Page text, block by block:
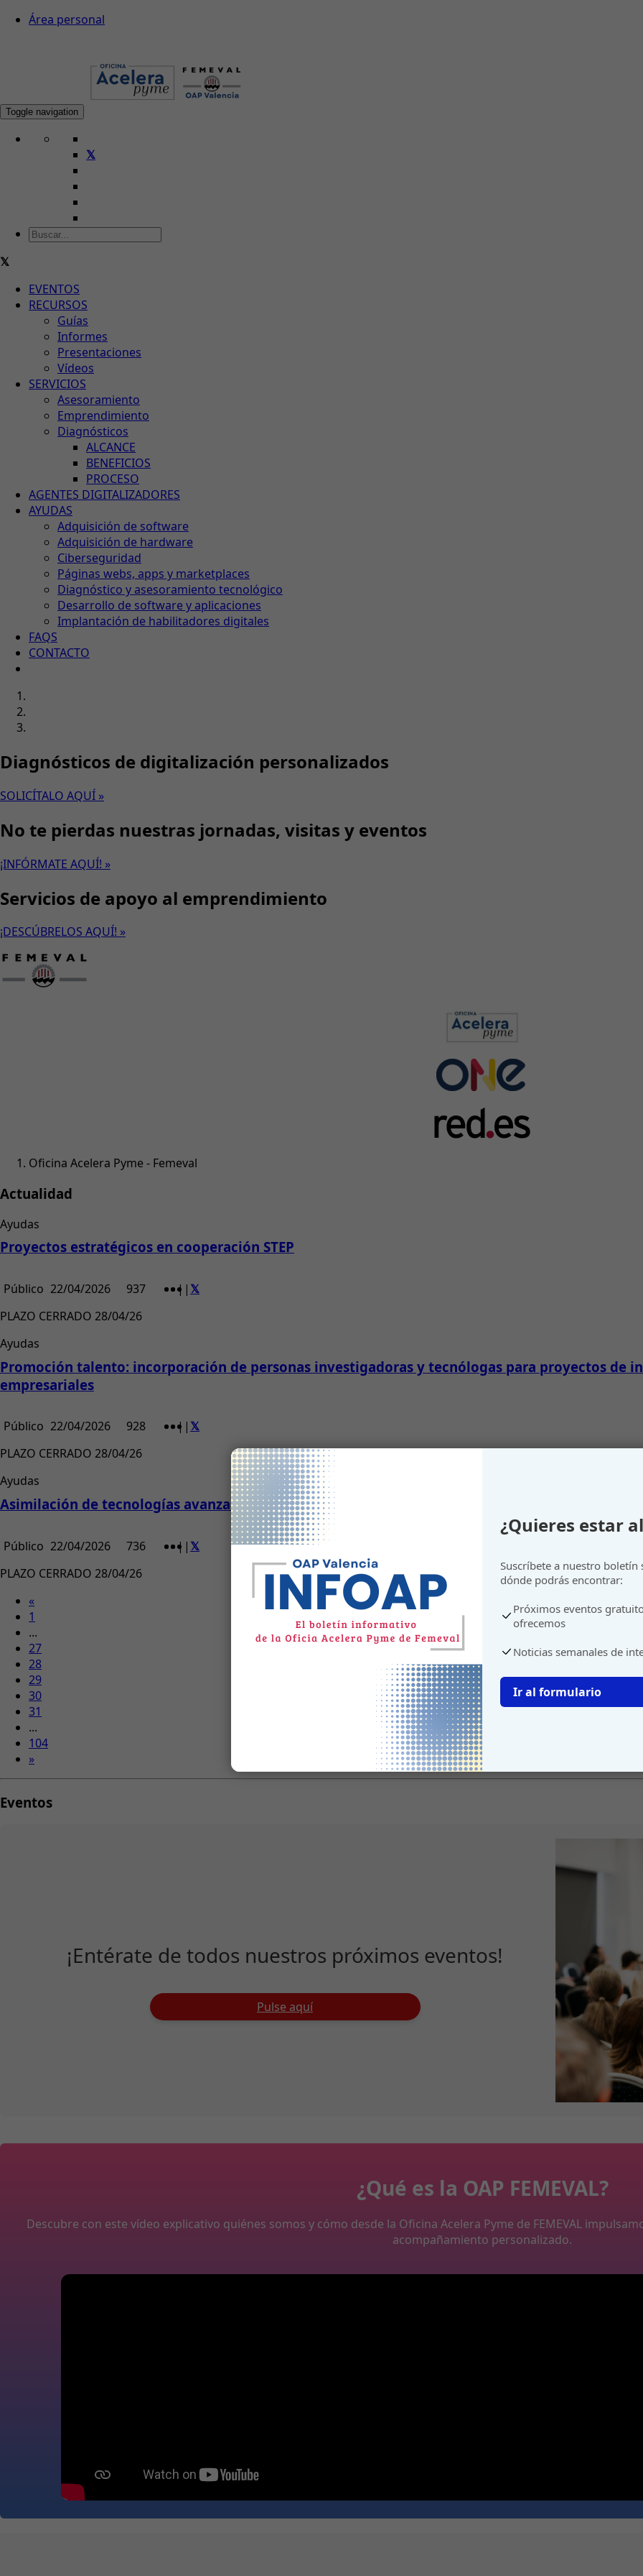
Área personal
Toggle navigation
EVENTOS
RECURSOS
Guías
Informes
Presentaciones
Vídeos
SERVICIOS
Asesoramiento
Emprendimiento
Diagnósticos
ALCANCE
BENEFICIOS
PROCESO
AGENTES DIGITALIZADORES
AYUDAS
Adquisición de software
Adquisición de hardware
Ciberseguridad
Páginas webs, apps y marketplaces
Diagnóstico y asesoramiento tecnológico
Desarrollo de software y aplicaciones
Implantación de habilitadores digitales
FAQS
CONTACTO
Diagnósticos de digitalización personalizados
SOLICÍTALO AQUÍ »
No te pierdas nuestras jornadas, visitas y eventos
¡INFÓRMATE AQUÍ! »
Servicios de apoyo al emprendimiento
¡DESCÚBRELOS AQUÍ! »
Oficina Acelera Pyme - Femeval
Actualidad
Ayudas
Proyectos estratégicos en cooperación STEP
Público 22/04/2026 937 | |
PLAZO CERRADO 28/04/26
Ayudas
Promoción talento: incorporación de personas investigadoras y tecnólogas para proyectos de
empresariales
Público 22/04/2026 928 | |
PLAZO CERRADO 28/04/26
Ayudas
Asimilación de tecnologías avanzadas y su difusión al sistema de innovación
Público 22/04/2026 736 | |
PLAZO CERRADO 28/04/26
«
1
...
27
28
29
30
31
...
104
»
Eventos
¡Entérate de todos nuestros próximos eventos!
Pulse aquí
¿Qué es la OAP FEMEVAL?
Descubre con este vídeo explicativo quiénes somos y cómo desde la Oficina Acelera Pyme de FEMEVAL
acompañamiento personalizado.
¿Quieres estar
Suscríbete a nuestro boletín
dónde podrás encontrar:
Próximos eventos
ofrecemos
Noticias semanales de
Ir al formulario